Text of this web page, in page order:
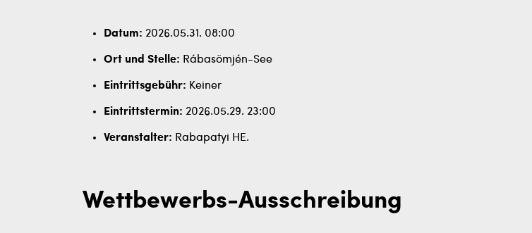
Datum: 2026.05.31. 08:00
Ort und Stelle: Rábasömjén-See
Eintrittsgebühr: Keiner
Eintrittstermin: 2026.05.29. 23:00
Veranstalter: Rabapatyi HE.
Wettbewerbs-Ausschreibung